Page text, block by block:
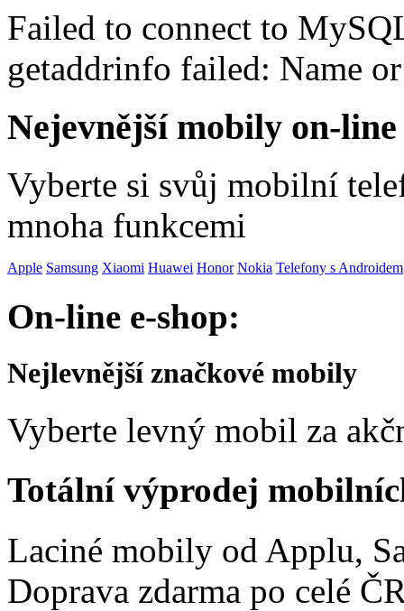
Failed to connect to
getaddrinfo failed: Name
Nejevnější mobily on-
Vyberte si svůj mobilní
mnoha funkcemi
Apple Samsung Xiaomi Huawei Honor Nokia Telefony s Androidem
On-line e-shop:
Nejlevnější značkové mobily
Vyberte levný mobil za
Totální výprodej
Laciné mobily od Applu,
Doprava zdarma po celé